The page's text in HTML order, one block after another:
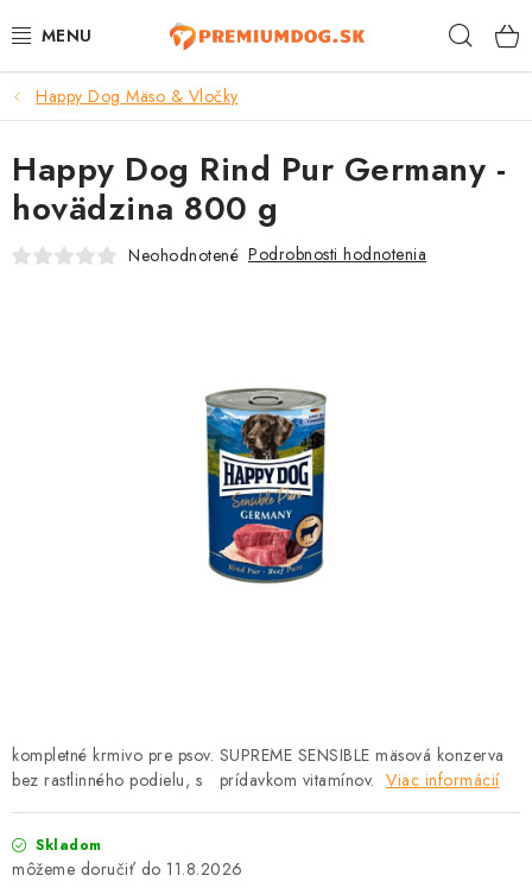
na
TOP 100 PRODUKTOV
NOVINKY
AKCIE
VONKAJŠIE VTÁCTVO
GELOREN KĽBOVÁ VÝŽIVA
Happy Dog Mäso & Vločky
kompletné krmivo pre psov. SUPREME SENSIBLE mäsová konzerva
bez rastlinného podielu, s prídavkom vitamínov. Viac informácií
Skladom
11.8.2026
Happy Dog Rind Pur Germany -
hovädzina 800 g
Neohodnotené Podrobnosti hodnotenia